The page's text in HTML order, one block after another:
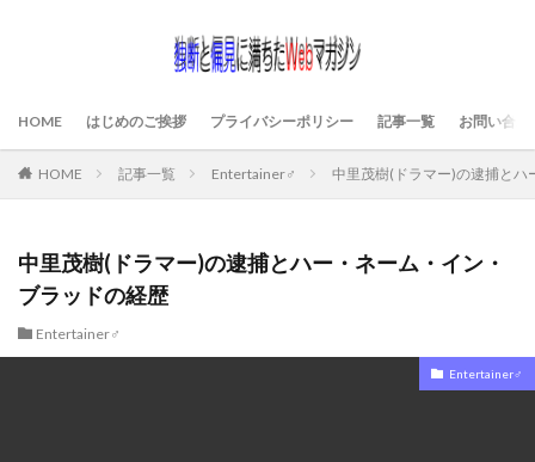
HOME はじめのご挨拶 プライバシーポリシー 記事一覧 お問い合わ
HOME 記事一覧 Entertainer♂ 中里茂樹(ドラマー)の逮捕と
中里茂樹(ドラマー)の逮捕とハー・ネーム・イン・
ブラッドの経歴
Entertainer♂
Entertainer♂